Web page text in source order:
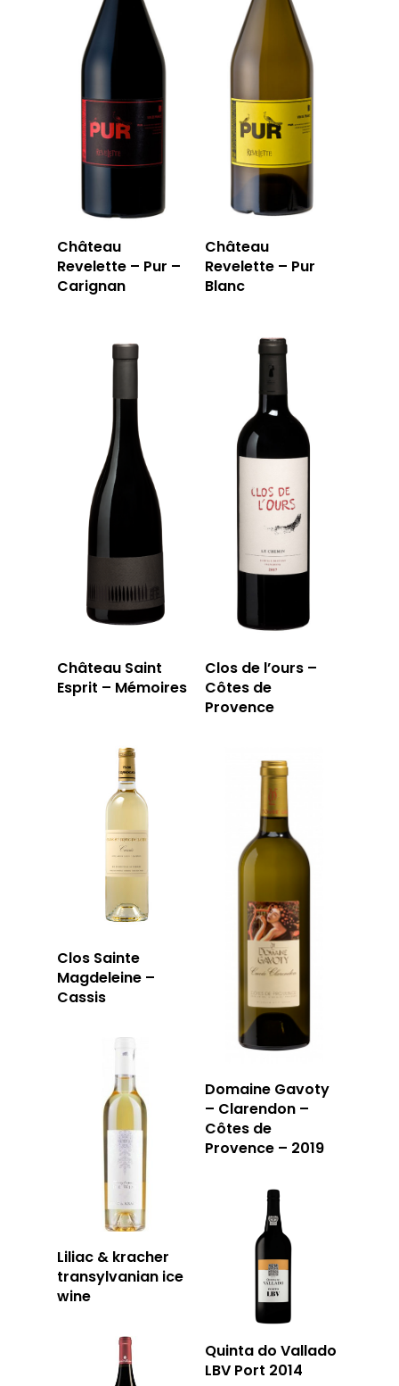
Château
Revelette – Pur –
Carignan
Château
Revelette – Pur
Blanc
Château Saint
Esprit – Mémoires
Clos de l’ours –
Côtes de
Provence
Clos Sainte
Magdeleine –
Cassis
Domaine Gavoty
– Clarendon –
Côtes de
Provence – 2019
Liliac & kracher
transylvanian ice
wine
Quinta do Vallado
LBV Port 2014
LA TOURNÉE DU
LA CARTE DU
JOUR
RÉSERVER
59 rue Grignan
13006 Marseille
T: 04 91 33 46 59